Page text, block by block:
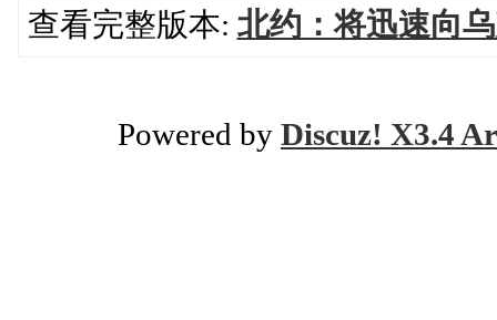
查看完整版本: 北约：将迅速向
Powered by Discuz! X3.4